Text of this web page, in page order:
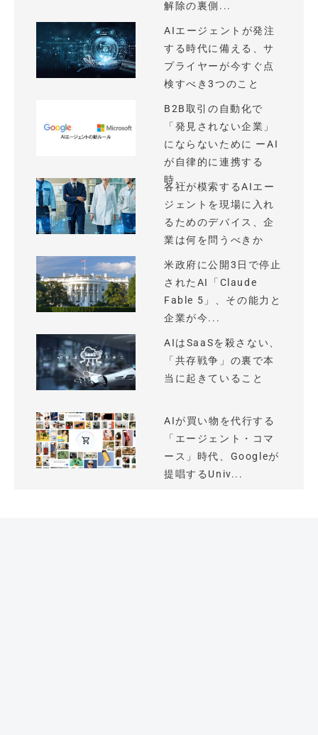
解除の裏側...
AIエージェントが発注
する時代に備える、サ
プライヤーが今すぐ点
検すべき3つのこと
B2B取引の自動化で
「発見されない企業」
にならないために ーAI
が自律的に連携する
時...
各社が模索するAIエー
ジェントを現場に入れ
るためのデバイス、企
業は何を問うべきか
米政府に公開3日で停止
されたAI「Claude
Fable 5」、その能力と
企業が今...
AIはSaaSを殺さない、
「共存戦争」の裏で本
当に起きていること
AIが買い物を代行する
「エージェント・コマ
ース」時代、Googleが
提唱するUniv...